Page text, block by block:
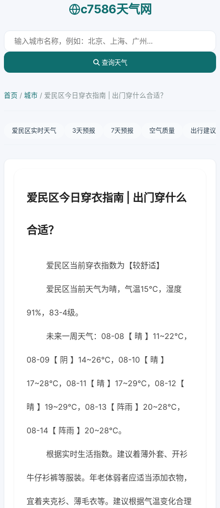
c7586天气网
查询天气
首页 / 城市 / 爱民区今日穿衣指南 | 出门穿什么合适？
爱民区实时天气 3天预报 7天预报 空气质量 出行建议
爱民区今日穿衣指南 | 出门穿什么
合适？
爱民区当前穿衣指数为【较舒适】
爱民区当前天气为晴，气温15℃，湿度
91%，83-4级。
未来一周天气：08-08【 晴 】11~22℃，
08-09【 阴 】14~26℃，08-10【 晴 】
17~28℃，08-11【 晴 】17~29℃，08-12【
晴 】19~29℃，08-13【 阵雨 】20~28℃，
08-14【 阵雨 】20~28℃。
根据实时生活指数。建议着薄外套、开衫
牛仔衫裤等服装。年老体弱者应适当添加衣物，
宜着夹克衫、薄毛衣等。建议根据气温变化合理